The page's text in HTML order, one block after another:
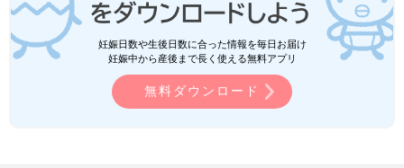
妊娠日数や生後日数に合った情報を毎日お届け
妊娠中から産後まで長く使える無料アプリ
無料ダウンロード